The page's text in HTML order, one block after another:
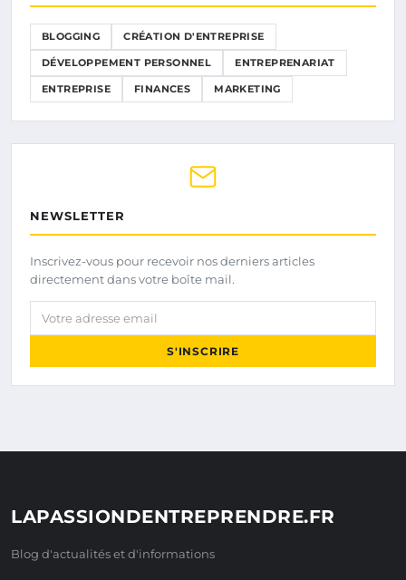
BLOGGING CRÉATION D'ENTREPRISE
DÉVELOPPEMENT PERSONNEL ENTREPRENARIAT
ENTREPRISE FINANCES MARKETING
NEWSLETTER
Inscrivez-vous pour recevoir nos derniers articles
directement dans votre boîte mail.
Votre adresse email
S'INSCRIRE
LAPASSIONDENTREPRENDRE.FR
Blog d'actualités et d'informations